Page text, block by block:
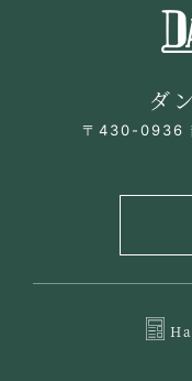
ダ
〒430-0936